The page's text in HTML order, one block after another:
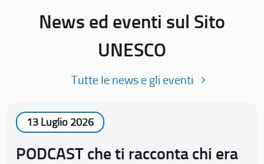
News ed eventi sul Sito
UNESCO
Tutte le news e gli eventi
13 Luglio 2026
PODCAST che ti racconta chi era